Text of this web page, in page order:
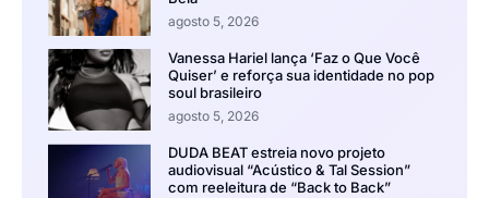
agosto 5, 2026
Vanessa Hariel lança ‘Faz o Que Você
Quiser’ e reforça sua identidade no pop
soul brasileiro
agosto 5, 2026
DUDA BEAT estreia novo projeto
audiovisual “Acústico & Tal Session”
com reeleitura de “Back to Back”